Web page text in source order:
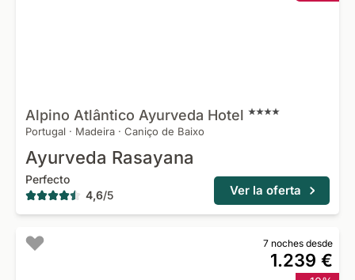
Alpino Atlântico Ayurveda Hotel
Portugal · Madeira · Caniço de Baixo
Ayurveda Rasayana
Perfecto
4,6/5 Ver la oferta
7 noches desde
1.239 €